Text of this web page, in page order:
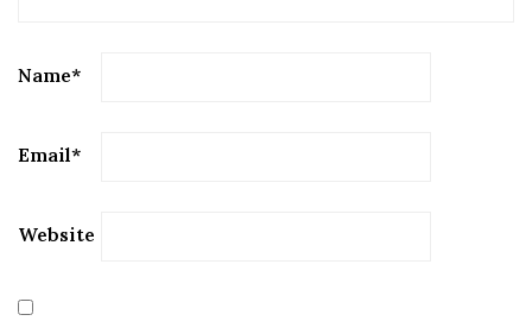
Name*
Email*
Website